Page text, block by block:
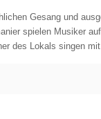
Gesang und
spielen Musiker
des Lokals singen